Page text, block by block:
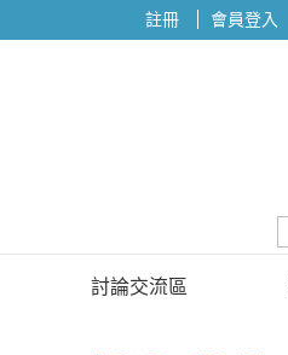
註冊 會員登入
討論交流區